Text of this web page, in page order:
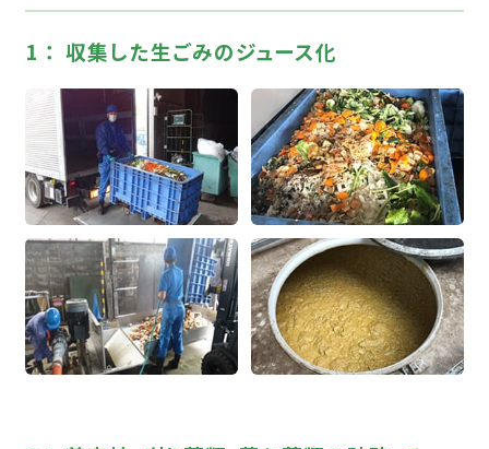
収集した生ごみのジュース化